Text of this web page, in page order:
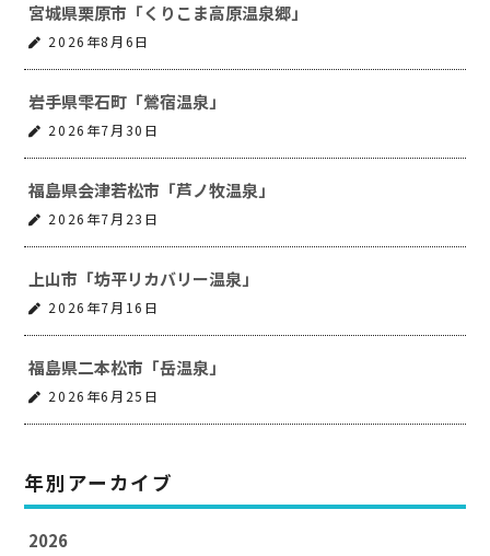
宮城県栗原市「くりこま高原温泉郷」
2026年8月6日
岩手県雫石町「鶯宿温泉」
2026年7月30日
福島県会津若松市「芦ノ牧温泉」
2026年7月23日
上山市「坊平リカバリー温泉」
2026年7月16日
福島県二本松市「岳温泉」
2026年6月25日
年別アーカイブ
2026